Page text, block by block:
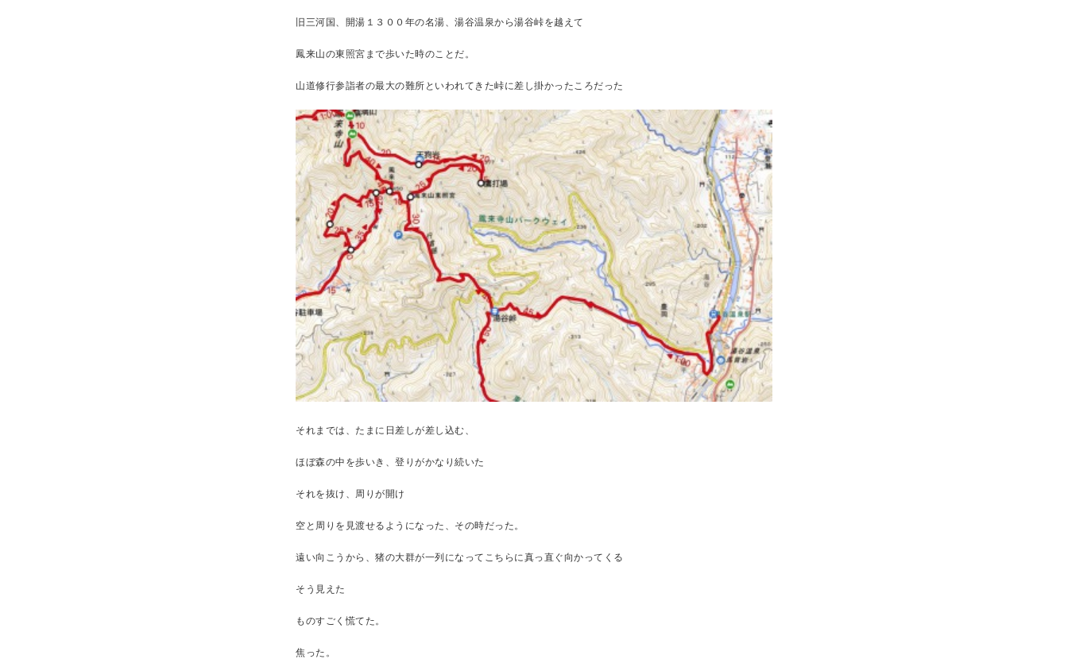
旧三河国、開湯１３００年の名湯、湯谷温泉から湯谷峠を越えて
鳳来山の東照宮まで歩いた時のことだ。
山道修行参詣者の最大の難所といわれてきた峠に差し掛かったころだった
それまでは、たまに日差しが差し込む、
ほぼ森の中を歩いき、登りがかなり続いた
それを抜け、周りが開け
空と周りを見渡せるようになった、その時だった。
遠い向こうから、猪の大群が一列になってこちらに真っ直ぐ向かってくる
そう見えた
ものすごく慌てた。
焦った。